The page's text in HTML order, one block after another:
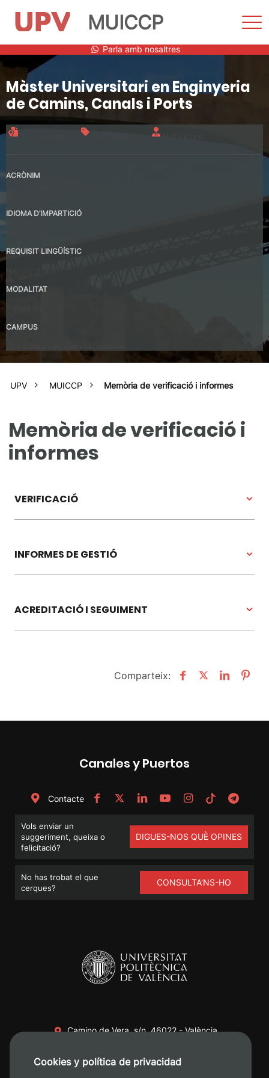
al
contingut
MUICCP
Parla amb nosaltres
Màster Universitari en Enginyeria
de Camins, Canals i Ports
ACRÒNIM
IDIOMA D’IMPARTICIÓ
REQUISIT LINGÜÍSTIC
MODALITAT
CAMPUS
UPV MUICCP Memòria de verificació i informes
Memòria de verificació i
informes
VERIFICACIÓ
INFORMES DE GESTIÓ
ACREDITACIÓ I SEGUIMENT
Comparteix:
Canales y Puertos
Contacte
Vols enviar un
suggeriment, queixa o
felicitació?
DIGUES-NOS QUÈ OPINES
No has trobat el que
cerques?
CONSULTA'NS-HO
Camino de Vera, s/n. 46022 - València
+34 620 04 00 50
Cookies y política de privacidad